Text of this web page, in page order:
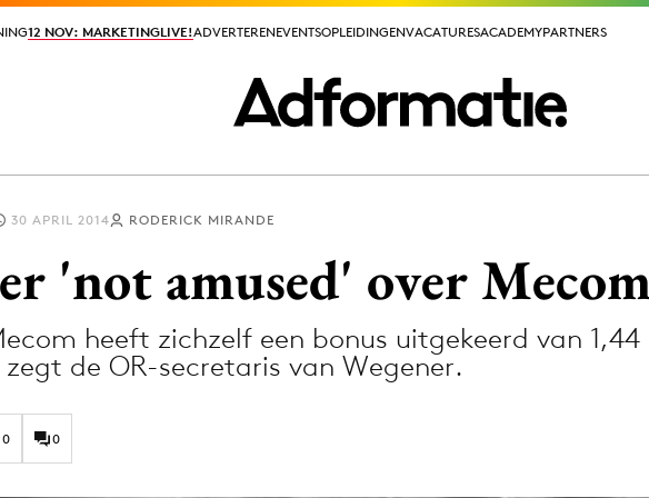
12 NOV: MARKETINGLIVE!ADVERTERENEVENTSOPLEIDINGENVACATURESACADEMYPARTNERS
12 NOV: MARKETINGLIVE!ADVERTERENEVENTSOPLEIDINGENVACATURESACADEMYPARTNERS
Digital transformation
Diversiteit
30 APRIL 2014 RODERICK MIRANDE
'not amused' over
heeft zichzelf een bonus uitgekeerd van
de OR-secretaris van Wegener.
0 0